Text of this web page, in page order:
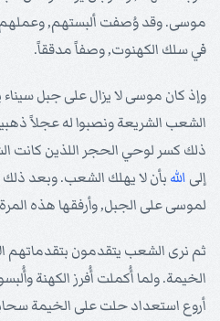
موسى. وقد وُصفت ألبستهم, وعملهم,
في سلك الكهنوت, وصفاً مدققاً.
وإذ كان موسى لا يزال على جبل
الشعب الشريعة ونصبوا له عجلاً
ذلك كسر لوحي الحجر اللذين كانت
إلى الله بأن لا يهلك الشعب. وبعد
لموسى على الجبل, وأرفقها هذه
ثم نرى الشعب يتقدمون بتقدماتهم
الخيمة. ولما أُكملت أُفرز الكهنة
أروع استعداد حلت على الخيمة